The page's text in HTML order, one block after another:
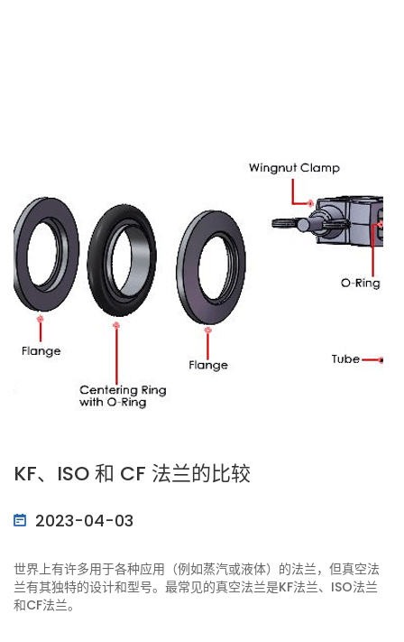
KF、ISO 和 CF 法兰的比较
2023-04-03
世界上有许多用于各种应用（例如蒸汽或液体）的法兰，但真空法
兰有其独特的设计和型号。最常见的真空法兰是KF法兰、ISO法兰
和CF法兰。